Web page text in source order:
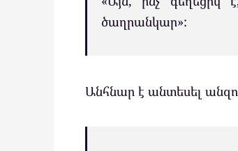
ծաղրանկար»:
Անհնար է անտեսել